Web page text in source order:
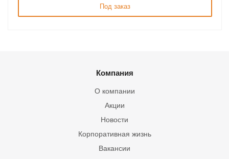
Под заказ
Компания
О компании
Акции
Новости
Корпоративная жизнь
Вакансии